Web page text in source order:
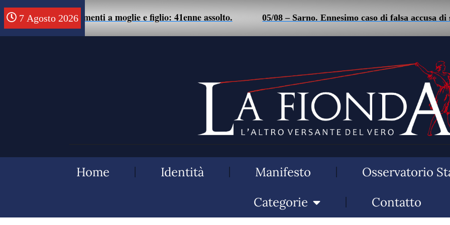
7 Agosto 2026
di maltrattamenti a moglie e figlio: 41enne assolto. 05/08 – Sarno. Ennesimo caso di falsa accusa di
Home Identità Manifesto Osservatorio
Categorie
Contatto